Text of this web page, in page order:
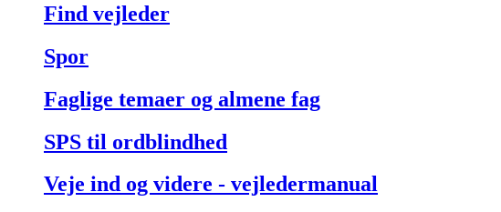
Find vejleder
Spor
Faglige temaer og almene fag
SPS til ordblindhed
Veje ind og videre - vejledermanual